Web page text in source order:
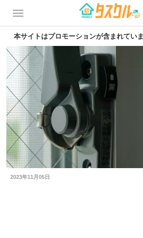
本サイトはプロモーションが含まれていま
2023年11月05日